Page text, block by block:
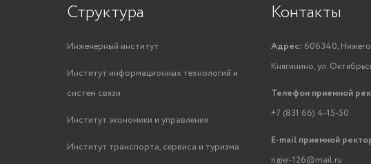
Структура
Инженерный институт
Институт информационных технологий и
систем связи
Институт экономики и управления
Институт транспорта, сервиса и туризма
Контакты
Адрес: 606340,
Княгинино, ул.
Телефон приемной
+7 (831 66) 4-15-50
E-mail приемной
ngiei-126@mail.ru